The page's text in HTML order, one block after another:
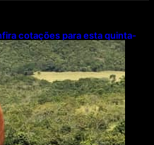
cotações para esta quinta-